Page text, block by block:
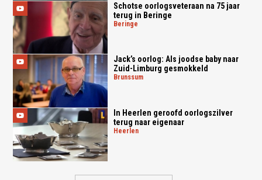
Schotse oorlogsveteraan na 75 jaar
terug in Beringe
beringe
Jack’s oorlog: Als joodse baby naar
Zuid-Limburg gesmokkeld
brunssum
In Heerlen geroofd oorlogszilver
terug naar eigenaar
heerlen